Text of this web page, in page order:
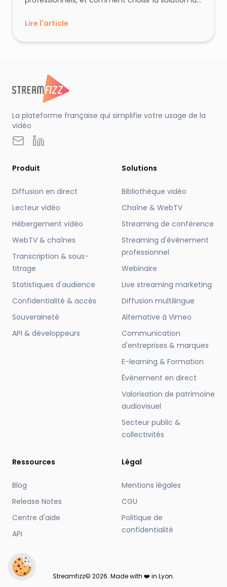
souveraineté. Comparatif de plateformes
concrets à l’appui.
Lire l'article
La plateforme française qui simplifie votre usage de la
vidéo
Email
LinkedIn
Produit
Diffusion en direct
Lecteur vidéo
Hébergement vidéo
WebTV & chaînes
Transcription & sous-
titrage
Statistiques d'audience
Confidentialité & accès
Souveraineté
API & développeurs
Solutions
Bibliothèque vidéo
Chaîne & WebTV
Streaming de conférence
Streaming d'événement
professionnel
Webinaire
Live streaming marketing
Diffusion multilingue
Alternative à Vimeo
Communication
d'entreprises & marques
E-learning & Formation
Événement en direct
Valorisation de patrimoine
audiovisuel
Secteur public &
collectivités
Ressources
Blog
Release Notes
Centre d'aide
API
Légal
Mentions légales
CGU
Politique de
confidentialité
Streamfizz© 2026. Made with ❤️ in Lyon.